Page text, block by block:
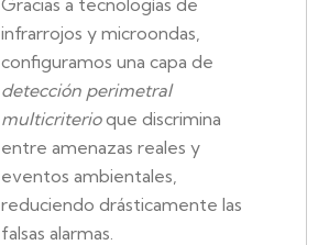
infrarrojos y microondas,
configuramos una capa de
detección perimetral
multicriterioque discrimina
entre amenazas reales y
eventos ambientales,
reduciendo drásticamente las
falsas alarmas.